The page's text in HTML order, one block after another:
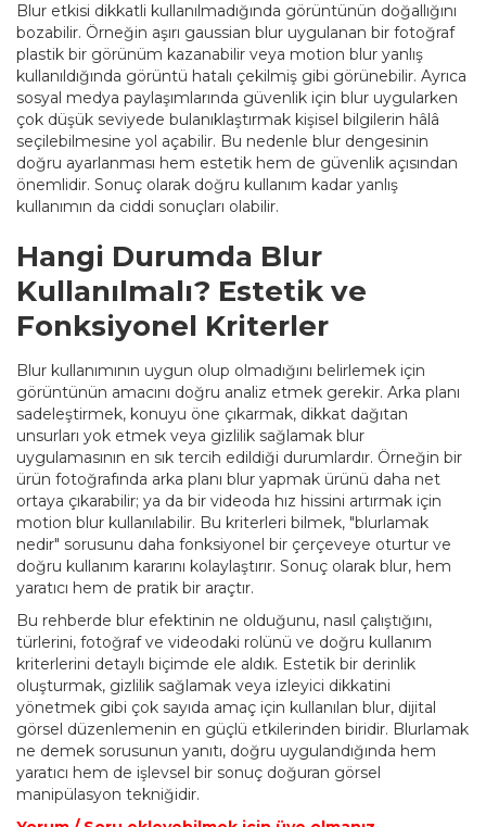
Blur etkisi dikkatli kullanılmadığında görüntünün doğallığını
bozabilir. Örneğin aşırı gaussian blur uygulanan bir fotoğraf
plastik bir görünüm kazanabilir veya motion blur yanlış
kullanıldığında görüntü hatalı çekilmiş gibi görünebilir. Ayrıca
sosyal medya paylaşımlarında güvenlik için blur uygularken
çok düşük seviyede bulanıklaştırmak kişisel bilgilerin hâlâ
seçilebilmesine yol açabilir. Bu nedenle blur dengesinin
doğru ayarlanması hem estetik hem de güvenlik açısından
önemlidir. Sonuç olarak doğru kullanım kadar yanlış
kullanımın da ciddi sonuçları olabilir.
Hangi Durumda Blur
Kullanılmalı? Estetik ve
Fonksiyonel Kriterler
Blur kullanımının uygun olup olmadığını belirlemek için
görüntünün amacını doğru analiz etmek gerekir. Arka planı
sadeleştirmek, konuyu öne çıkarmak, dikkat dağıtan
unsurları yok etmek veya gizlilik sağlamak blur
uygulamasının en sık tercih edildiği durumlardır. Örneğin bir
ürün fotoğrafında arka planı blur yapmak ürünü daha net
ortaya çıkarabilir; ya da bir videoda hız hissini artırmak için
motion blur kullanılabilir. Bu kriterleri bilmek, "blurlamak
nedir" sorusunu daha fonksiyonel bir çerçeveye oturtur ve
doğru kullanım kararını kolaylaştırır. Sonuç olarak blur, hem
yaratıcı hem de pratik bir araçtır.
Bu rehberde blur efektinin ne olduğunu, nasıl çalıştığını,
türlerini, fotoğraf ve videodaki rolünü ve doğru kullanım
kriterlerini detaylı biçimde ele aldık. Estetik bir derinlik
oluşturmak, gizlilik sağlamak veya izleyici dikkatini
yönetmek gibi çok sayıda amaç için kullanılan blur, dijital
görsel düzenlemenin en güçlü etkilerinden biridir. Blurlamak
ne demek sorusunun yanıtı, doğru uygulandığında hem
yaratıcı hem de işlevsel bir sonuç doğuran görsel
manipülasyon tekniğidir.